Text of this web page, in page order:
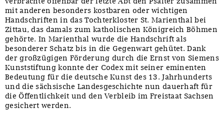
mit anderen besonders kostbaren oder wichtigen
Handschriften in das Tochterkloster St. Marienthal bei
Zittau, das damals zum katholischen Königreich Böhmen
gehörte. In Marienthal wurde die Handschrift als
besonderer Schatz bis in die Gegenwart gehütet. Dank
der großzügigen Förderung durch die Ernst von Siemens
Kunststiftung konnte der Codex mit seiner eminenten
Bedeutung für die deutsche Kunst des 13. Jahrhunderts
und die sächsische Landesgeschichte nun dauerhaft für
die Öffentlichkeit und den Verbleib im Freistaat Sachsen
gesichert werden.